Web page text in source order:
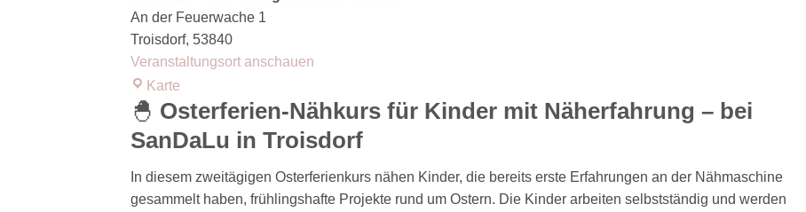
An der Feuerwache 1
Troisdorf, 53840
Veranstaltungsort anschauen
Karte
-
Stoffgeschäft
in
Troisdorf
🐣 Osterferien-Nähkurs für Kinder mit Näherfahrung – bei
SanDaLu in Troisdorf
In diesem zweitägigen Osterferienkurs nähen Kinder, die bereits erste Erfahrungen an der Nähmaschine
gesammelt haben, frühlingshafte Projekte rund um Ostern. Die Kinder arbeiten selbstständig und werden